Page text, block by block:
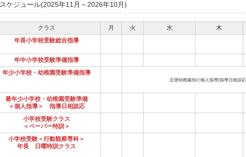
スケジュール(2025年11月～2026年10月)
クラス 月 火 水 木
年長小学校受験総合指導
年中小学校受験準備指導
年少小学校・幼稚園受験準備指導
志望幼稚園別の個人指導(指導日相談
最年少小学校・幼稚園受験準備
＜個人指導＞ 指導日相談応
小学校受験クラス
＜ペーパー特訓＞
小学校受験＜行動観察専科＞
年長 日曜特訓クラス